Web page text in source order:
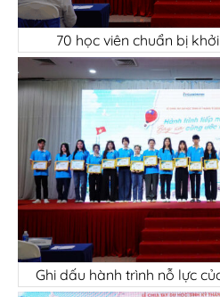
70 học viên chuẩn bị
Ghi dấu hành trình nỗ lực